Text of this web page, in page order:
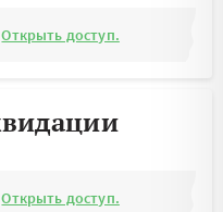
Открыть доступ.
Открыть доступ.